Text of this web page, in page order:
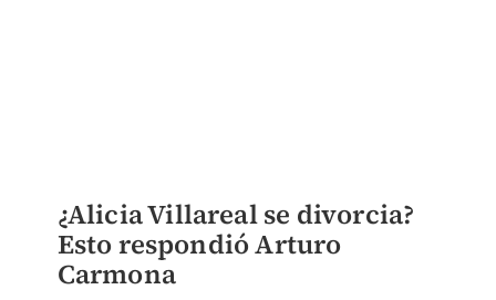
¿Alicia Villareal se divorcia?
Esto respondió Arturo
Carmona